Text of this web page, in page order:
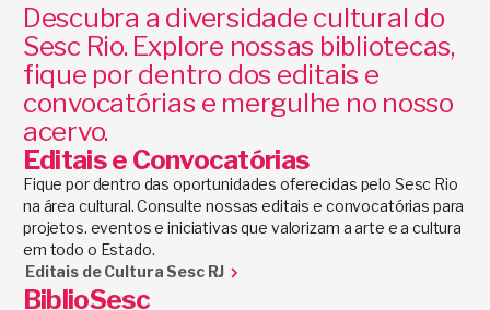
Descubra a diversidade cultural do
Sesc Rio. Explore nossas bibliotecas,
fique por dentro dos editais e
convocatórias e mergulhe no nosso
acervo.
Editais e Convocatórias
Fique por dentro das oportunidades oferecidas pelo Sesc Rio
na área cultural. Consulte nossas editais e convocatórias para
projetos. eventos e iniciativas que valorizam a arte e a cultura
em todo o Estado.
Editais de Cultura Sesc RJ
BiblioSesc